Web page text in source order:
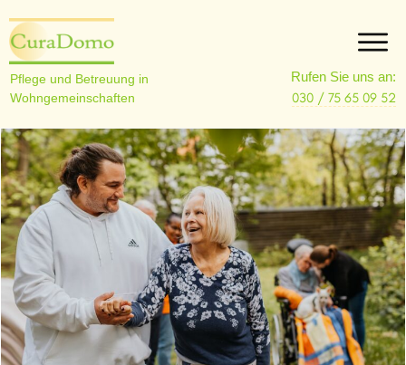
Pflege und Betreuung in
Wohngemeinschaften
Rufen Sie uns an:
030 / 75 65 09 52